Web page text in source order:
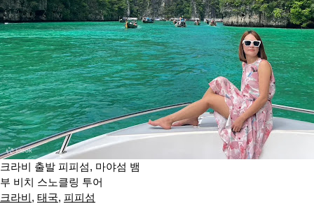
크라비 출발 피피섬, 마야섬 뱀
부 비치 스노클링 투어
크라비, 태국, 피피섬